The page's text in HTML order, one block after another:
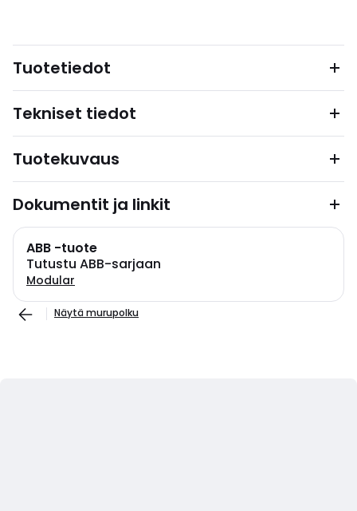
Tuotetiedot
Tekniset tiedot
Tuotekuvaus
Dokumentit ja linkit
ABB -tuote
Tutustu ABB-sarjaan
Modular
Näytä murupolku